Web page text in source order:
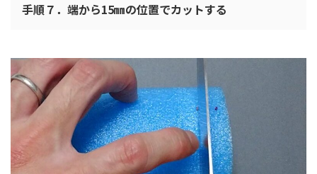
手順７．端から15㎜の位置でカットする